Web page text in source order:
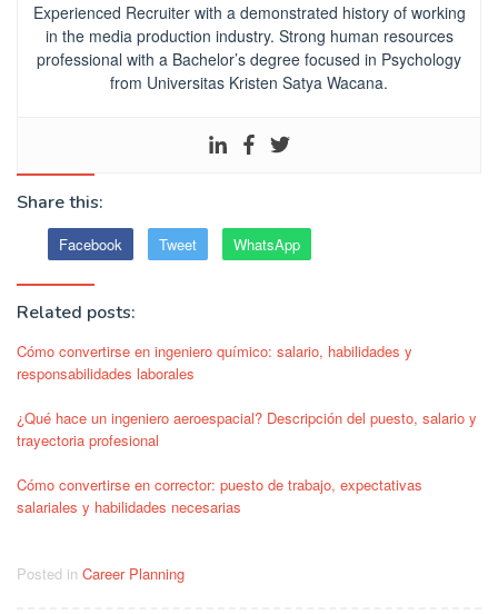
Experienced Recruiter with a demonstrated history of working
in the media production industry. Strong human resources
professional with a Bachelor’s degree focused in Psychology
from Universitas Kristen Satya Wacana.
Share this:
Facebook Tweet WhatsApp
Related posts:
Cómo convertirse en ingeniero químico: salario, habilidades y
responsabilidades laborales
¿Qué hace un ingeniero aeroespacial? Descripción del puesto, salario y
trayectoria profesional
Cómo convertirse en corrector: puesto de trabajo, expectativas
salariales y habilidades necesarias
Posted in Career Planning